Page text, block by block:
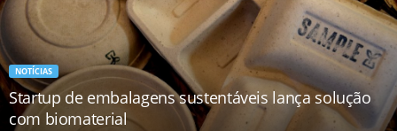
NOTÍCIAS
Startup de embalagens sustentáveis lança solução
com biomaterial